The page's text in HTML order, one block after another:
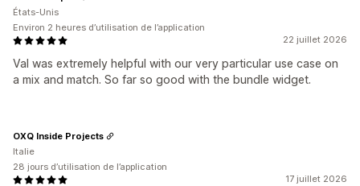
22 juillet 2026
Val was extremely helpful with our very particular use case on
a mix and match. So far so good with the bundle widget.
États-Unis
Environ 2 heures d’utilisation de l’application
17 juillet 2026
OXQ Inside Projects
Italie
28 jours d’utilisation de l’application